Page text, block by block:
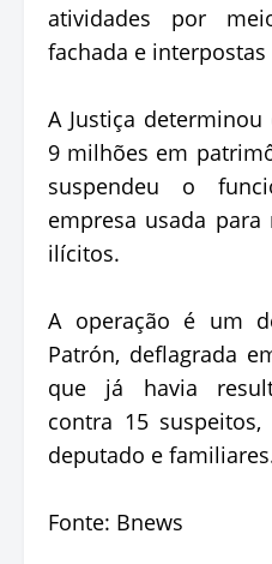
atividades por
fachada e interpostas
A Justiça
9 milhões em
suspendeu o
empresa usada
ilícitos.
A operação é um
Patrón, deflagrada
que já havia
contra 15
deputado e
Fonte: Bnews